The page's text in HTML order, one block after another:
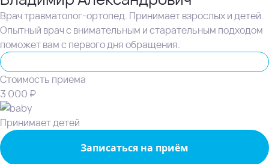
Врач травматолог-ортопед. Принимает взрослых и детей.
Опытный врач с внимательным и старательным подходом
поможет вам с первого дня обращения.
Стоимость приема
3 000 ₽
Принимает детей
Записаться на приём